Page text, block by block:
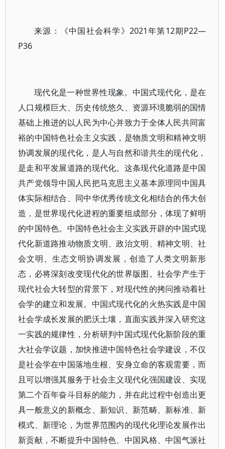
来源：《中国社会科学》2021年第12期P22—
P36
现代化是一种世界性现象。中国式现代化，是在
人口规模巨大、历史传统悠久、资源环境脆弱的国情
基础上推进的以人民为中心并致力于全体人民共同富
裕的中国特色社会主义实践，是物质文明和精神文明
协调发展的现代化，是人与自然和谐共生的现代化，
是走和平发展道路的现代化。这条现代化道路是中国
共产党领导中国人民把马克思主义基本原理同中国具
体实际相结合、同中华优秀传统文化相结合的伟大创
造，是世界现代化进程的重要组成部分，体现了鲜明
的中国特色。中国特色社会主义实践开辟的中国式现
代化新道路推动物质文明、政治文明、精神文明、社
会文明、生态文明协调发展，创造了人类文明新形
态，必将深刻改变现代化的世界版图。社会学产生于
现代社会大转型的背景下，对现代性的拷问推动着社
会学的建立和发展。中国式现代化的火热实践是中国
社会学成长发展的肥沃土壤，直面实践并深入研究这
一实践的规律性，分析研判中国式现代化新阶段的重
大社会学议题，加快推进中国特色社会学建设，不仅
是社会学在中国落地生根、安身立命的客观需要，而
且可以增强其服务于社会主义现代化强国建设、实现
第二个百年奋斗目标的能力，并在此过程中创造出更
具一般意义的新概念、新知识、新范畴、新标准、新
模式、新理论，为世界范围内的现代化理论发展作出
新贡献，不断提升中国特色、中国风格、中国气派社